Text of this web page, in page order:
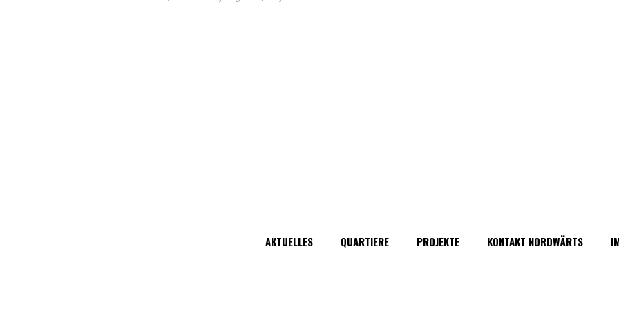
AKTUELLES QUARTIERE PROJEKTE KONTAKT NORDWÄRTS